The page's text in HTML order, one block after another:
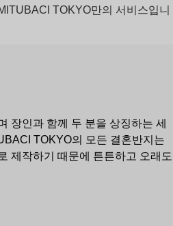
TOKYO만의 서비스입니
장인과 함께 두 분을 상징하는 세
TOKYO의 모든 결혼반지는
제작하기 때문에 튼튼하고 오래도